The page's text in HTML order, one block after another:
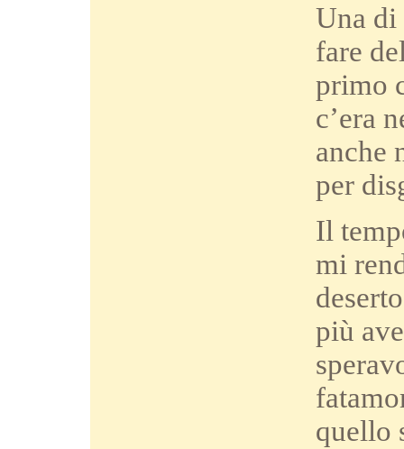
Una di
fare
primo
c’era
anche
per
Il
mi
più
quello